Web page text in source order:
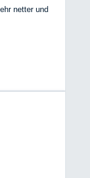
netter und